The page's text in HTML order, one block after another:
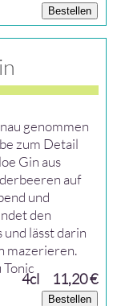
Bestellen
genommen
zum Detail
Gin aus
auf
und
den
und lässt darin
mazerieren.
Tonic
4cl 11,20 €
Bestellen